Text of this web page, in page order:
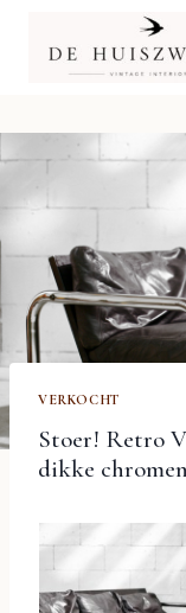
inhoud
VERKOCHT
Stoer! Retro
dikke